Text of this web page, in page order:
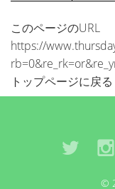
このページのURL
https://
トップページに戻る
©